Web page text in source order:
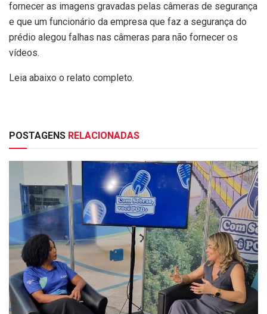
fornecer as imagens gravadas pelas câmeras de segurança
e que um funcionário da empresa que faz a segurança do
prédio alegou falhas nas câmeras para não fornecer os
vídeos.
Leia abaixo o relato completo.
POSTAGENS RELACIONADAS